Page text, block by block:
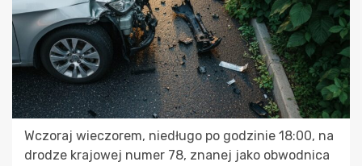
Wczoraj wieczorem, niedługo po godzinie 18:00, na
drodze krajowej numer 78, znanej jako obwodnica